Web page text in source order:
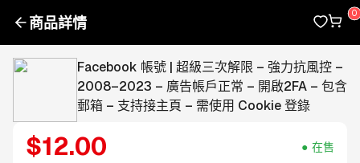
商品詳情
Facebook 帳號 | 超級三次解限 – 強力抗風控 –
2008–2023 – 廣告帳戶正常 – 開啟2FA – 包含
郵箱 – 支持接主頁 – 需使用 Cookie 登錄
$12.00 在售